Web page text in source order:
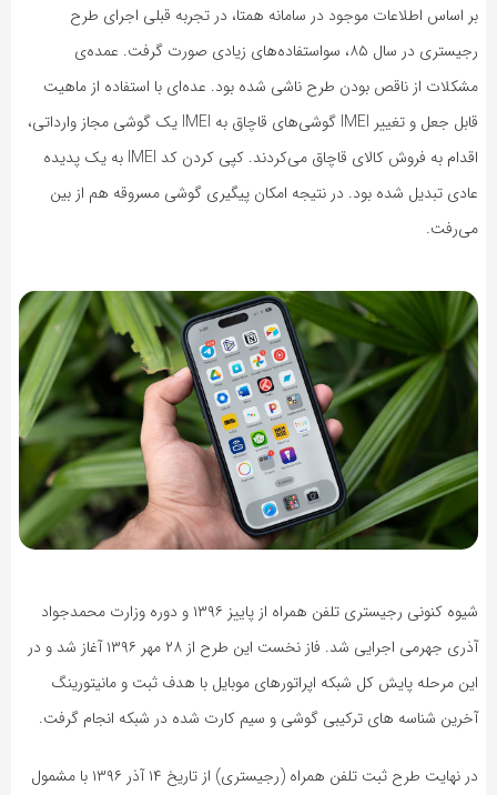
بر اساس اطلاعات موجود در سامانه همتا، در تجربه‌ قبلی اجرای طرح
رجیستری در سال ۸۵، سواستفاده‌های زیادی صورت گرفت. عمده‌ی
مشکلات از ناقص بودن طرح ناشی شده بود. عده‌ای با استفاده از ماهیت
قابل جعل و تغییر IMEI گوشی‌های قاچاق به IMEI یک گوشی مجاز وارداتی،
اقدام به فروش کالای قاچاق می‌کردند. کپی کردن کد IMEI به یک پدیده‌
عادی تبدیل شده بود. در نتیجه‌ امکان پیگیری گوشی مسروقه هم از بین
می‌رفت.
شیوه کنونی رجیستری تلفن همراه از پاییز ۱۳۹۶ و دوره وزارت محمدجواد
آذری جهرمی اجرایی شد. فاز نخست این طرح از ٢٨ مهر ۱۳۹۶ آغاز شد و در
این مرحله پایش کل شبکه اپراتورهای موبایل با هدف ثبت و مانیتورینگ
آخرین شناسه های ترکیبی گوشی و سیم کارت شده در شبکه انجام گرفت.
در نهایت طرح ثبت تلفن همراه (رجیستری) از تاریخ ۱۴ آذر ۱۳۹۶ با مشمول